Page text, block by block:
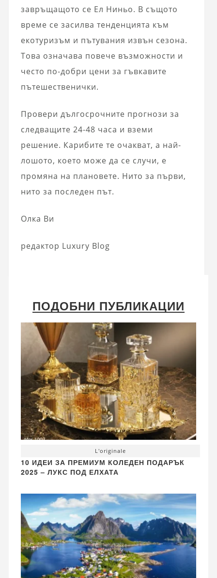
завръщащото се Ел Ниньо. В същото
време се засилва тенденцията към
екотуризъм и пътувания извън сезона.
Това означава повече възможности и
често по-добри цени за гъвкавите
пътешественички.
Провери дългосрочните прогнози за
следващите 24-48 часа и вземи
решение. Карибите те очакват, а най-
лошото, което може да се случи, е
промяна на плановете. Нито за първи,
нито за последен път.
Олка Ви
редактор Luxury Blog
ПОДОБНИ ПУБЛИКАЦИИ
L'originale
10 ИДЕИ ЗА ПРЕМИУМ КОЛЕДЕН ПОДАРЪК
2025 – ЛУКС ПОД ЕЛХАТА